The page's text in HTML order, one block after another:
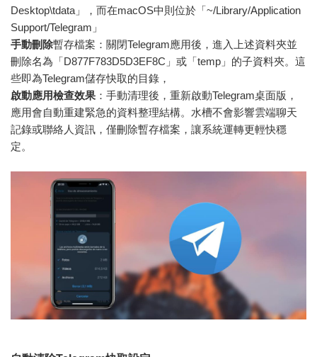
Desktop\tdata」，而在macOS中則位於「~/Library/Application
Support/Telegram」
手動刪除暫存檔案：關閉Telegram應用後，進入上述資料夾並
刪除名為「D877F783D5D3EF8C」或「temp」的子資料夾。這
些即為Telegram儲存快取的目錄，
啟動應用檢查效果 ：手動清理後，重新啟動Telegram桌面版，
應用會自動重建緊急的資料整理結構。水槽不會影響雲端聊天
記錄或聯絡人資訊，僅刪除暫存檔案，讓系統運轉更輕快穩
定。